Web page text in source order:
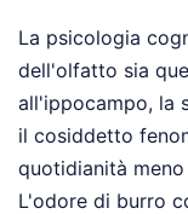
La psicologia
dell'olfatto sia
all'ippocampo, la
il cosiddetto
quotidianità
L'odore di burro